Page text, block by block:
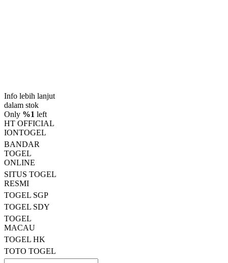
rating
rata-
rata.
Read
13
Reviews.
Tautan
halaman
yang
sama.
Info lebih lanjut
dalam stok
Only %1 left
HT OFFICIAL
IONTOGEL
BANDAR
TOGEL
ONLINE
SITUS TOGEL
RESMI
TOGEL SGP
TOGEL SDY
TOGEL
MACAU
TOGEL HK
TOTO TOGEL